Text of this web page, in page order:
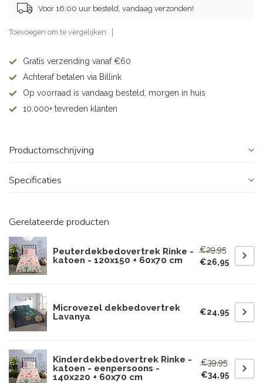
Voor 16:00 uur besteld, vandaag verzonden!
Toevoegen om te vergelijken
Gratis verzending vanaf €60
Achteraf betalen via Billink
Op voorraad is vandaag besteld, morgen in huis
10.000+ tevreden klanten
Productomschrijving
Specificaties
Gerelateerde producten
Peuterdekbedovertrek Rinke -
katoen - 120x150 + 60x70 cm
€29,95
€26,95
Microvezel dekbedovertrek
Lavanya
€24,95
Kinderdekbedovertrek Rinke -
katoen - eenpersoons -
140x220 + 60x70 cm
€39,95
€34,95